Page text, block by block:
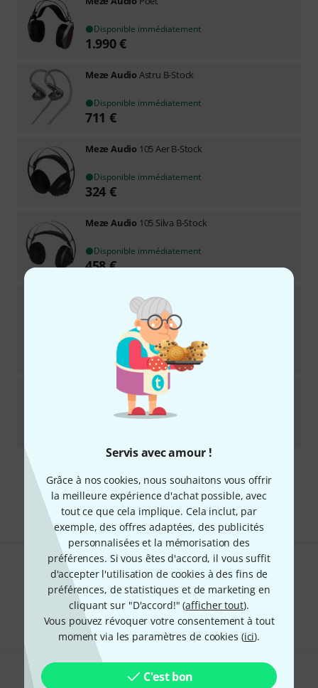
Servis avec amour !
Grâce à nos cookies, nous souhaitons vous offrir
la meilleure expérience d'achat possible, avec
tout ce que cela implique. Cela inclut, par
exemple, des offres adaptées, des publicités
personnalisées et la mémorisation des
préférences. Si vous êtes d'accord, il vous suffit
d'accepter l'utilisation de cookies à des fins de
préférences, de statistiques et de marketing en
cliquant sur "D'accord!" (afficher tout).
Vous pouvez révoquer votre consentement à tout
moment via les paramètres de cookies (ici).
C'est bon
Disponible immédiatement
1.990€
Meze AudioAstru B-Stock
Disponible immédiatement
711 €
Meze Audio 105 Aer B-Stock
Disponible immédiatement
324 €
Meze Audio 105 Silva B-Stock
Disponible immédiatement
458€
Meze AudioLiric 2nd Generation B-Stock
Disponible immédiatement
€
Meilleur prix sur 30 jours
Meze Audio 99 Classics 2nd Genera B-Stock
Disponible immédiatement
Envoi gratuit à partir de 69 €
Les prix sont indiqués avec TVA comprise
Aimez-vous ce que vous voyez ?
Partager Aide et commentaires